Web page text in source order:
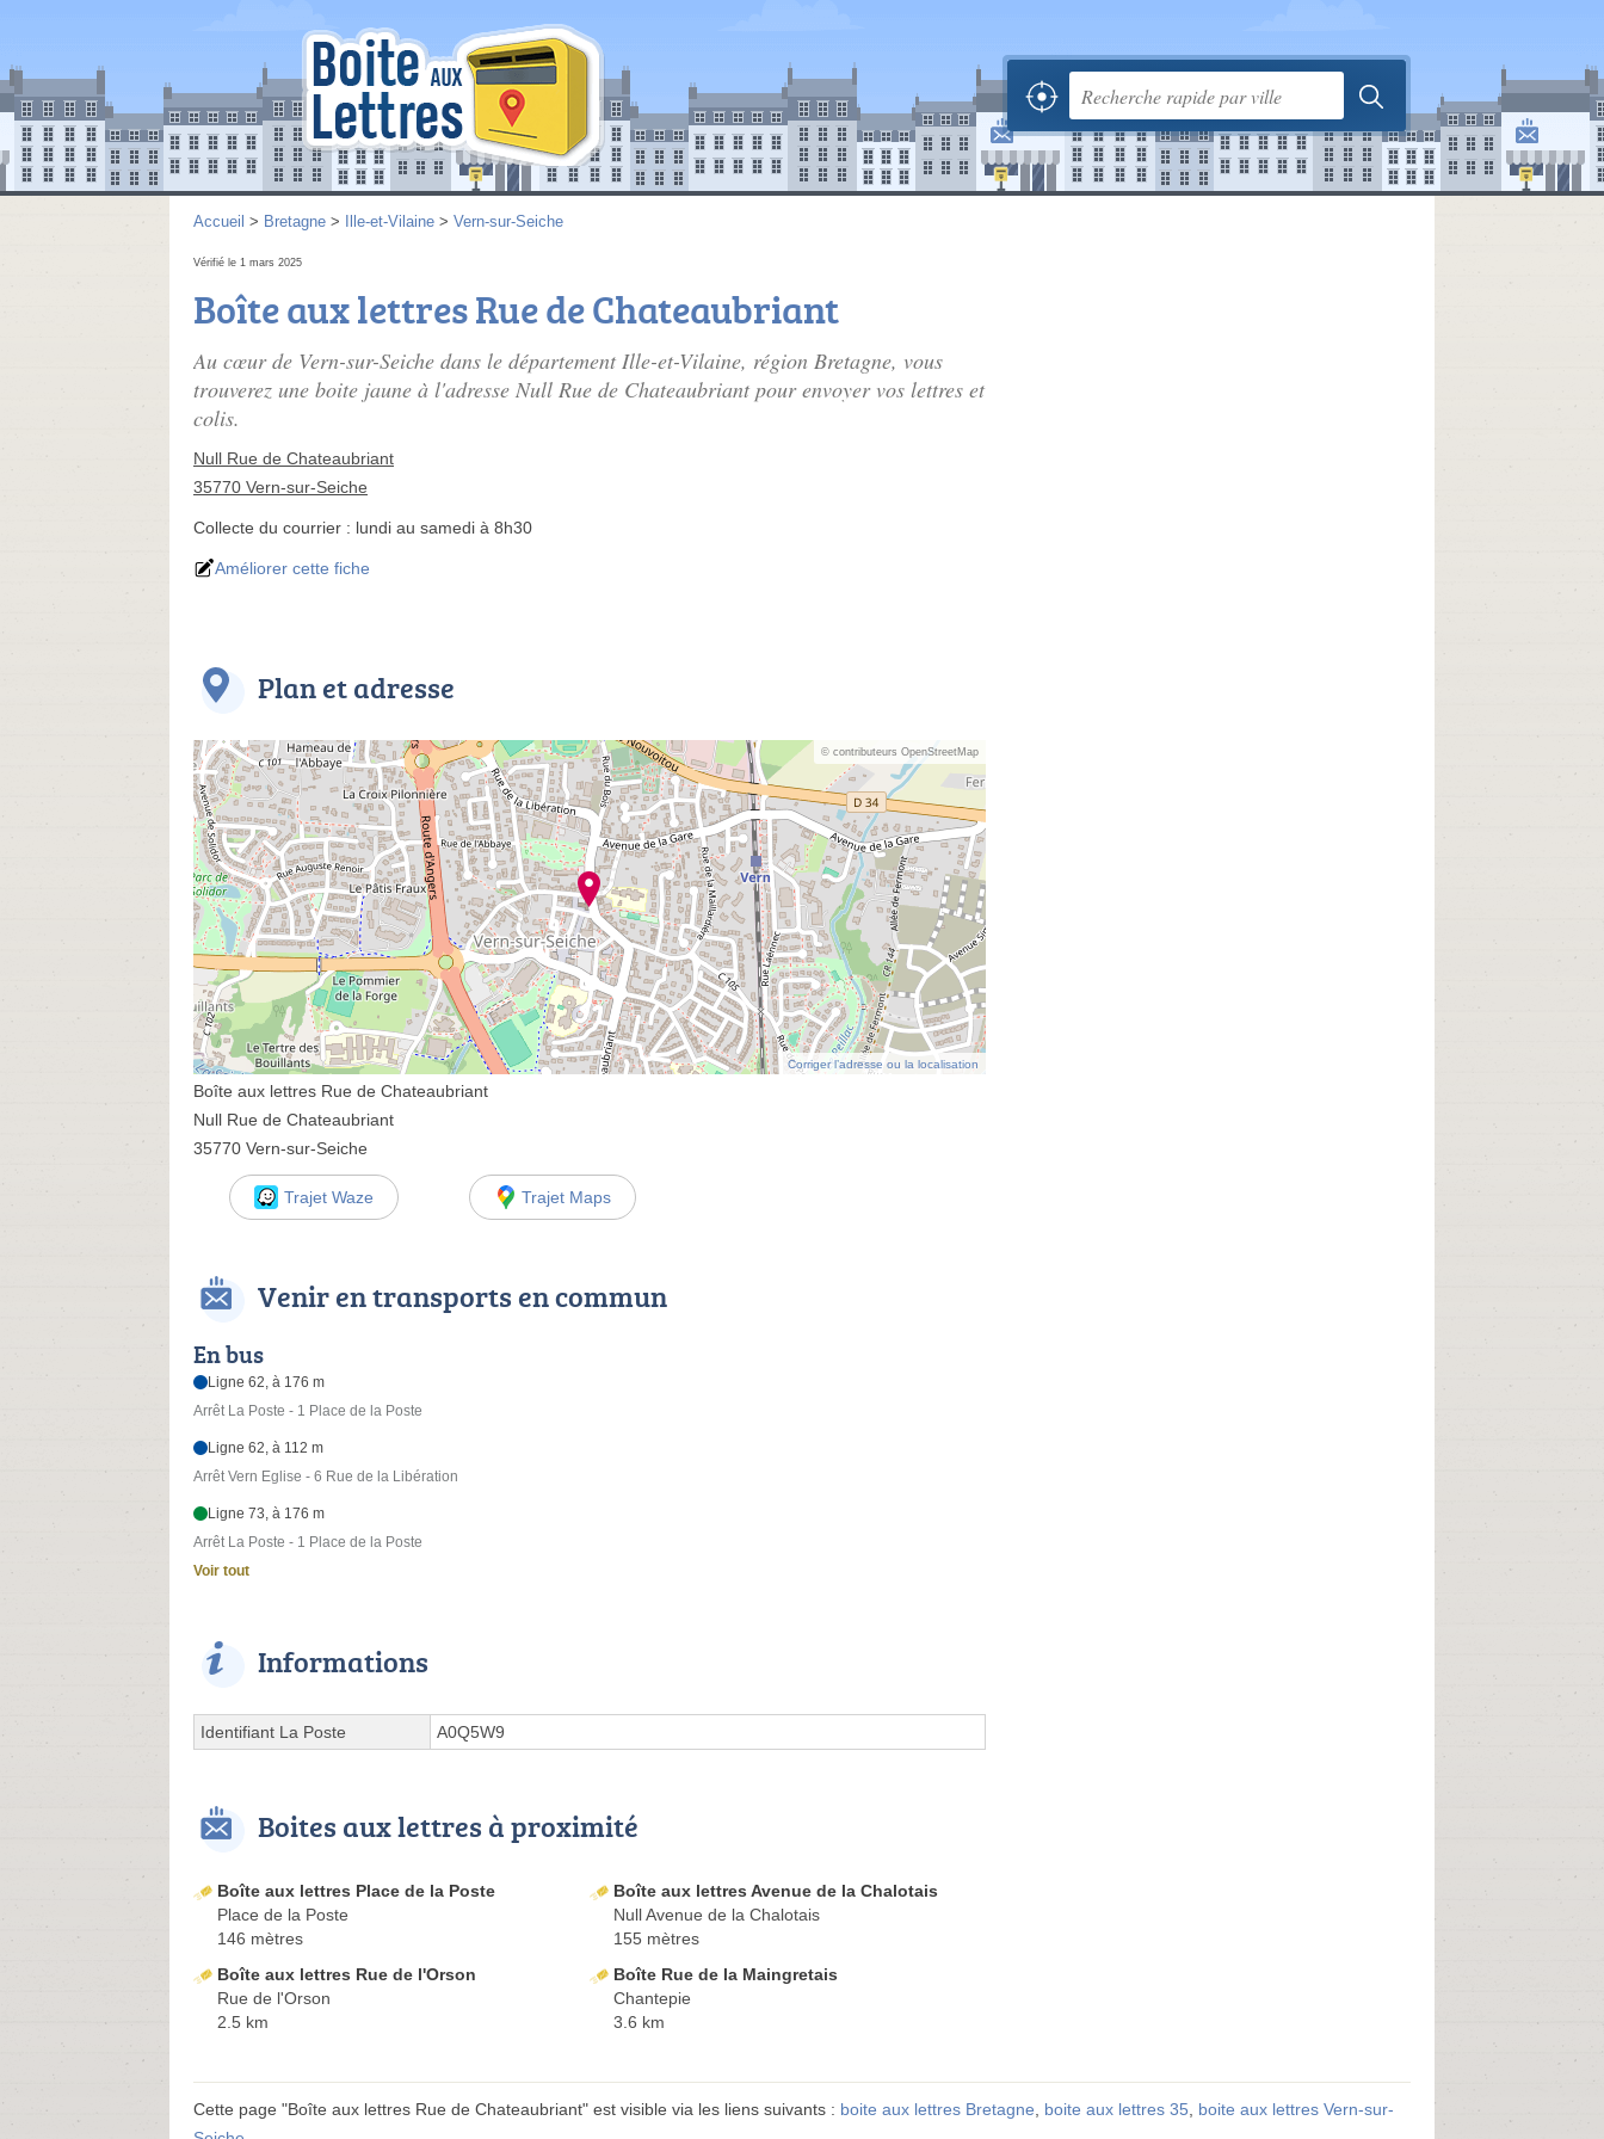
Accueil > Bretagne > Ille-et-Vilaine > Vern-sur-Seiche
Vérifié le 1 mars 2025
Boîte aux lettres Rue de Chateaubriant
Au cœur de Vern-sur-Seiche dans le département Ille-et-Vilaine, région Bretagne, vous
trouverez une boite jaune à l'adresse Null Rue de Chateaubriant pour envoyer vos lettres et
colis.
Null Rue de Chateaubriant
35770 Vern-sur-Seiche
Collecte du courrier : lundi au samedi à 8h30
Améliorer cette fiche
Plan et adresse
© contributeurs OpenStreetMap
Corriger l’adresse ou la localisation
Boîte aux lettres Rue de Chateaubriant
Null Rue de Chateaubriant
35770 Vern-sur-Seiche
Trajet Waze Trajet Maps
Venir en transports en commun
En bus
Ligne 62, à 176 m
Arrêt La Poste - 1 Place de la Poste
Ligne 62, à 112 m
Arrêt Vern Eglise - 6 Rue de la Libération
Ligne 73, à 176 m
Arrêt La Poste - 1 Place de la Poste
Voir tout
Informations
Identifiant La Poste A0Q5W9
Boites aux lettres à proximité
Boîte aux lettres Place de la Poste
Place de la Poste
146 mètres
Boîte aux lettres Avenue de la Chalotais
Null Avenue de la Chalotais
155 mètres
Boîte aux lettres Rue de l'Orson
Rue de l'Orson
2.5 km
Boîte Rue de la Maingretais
Chantepie
3.6 km
Cette page "Boîte aux lettres Rue de Chateaubriant" est visible via les liens suivants : boite aux lettres Bretagne, boite aux lettres 35, boite aux lettres Vern-sur-